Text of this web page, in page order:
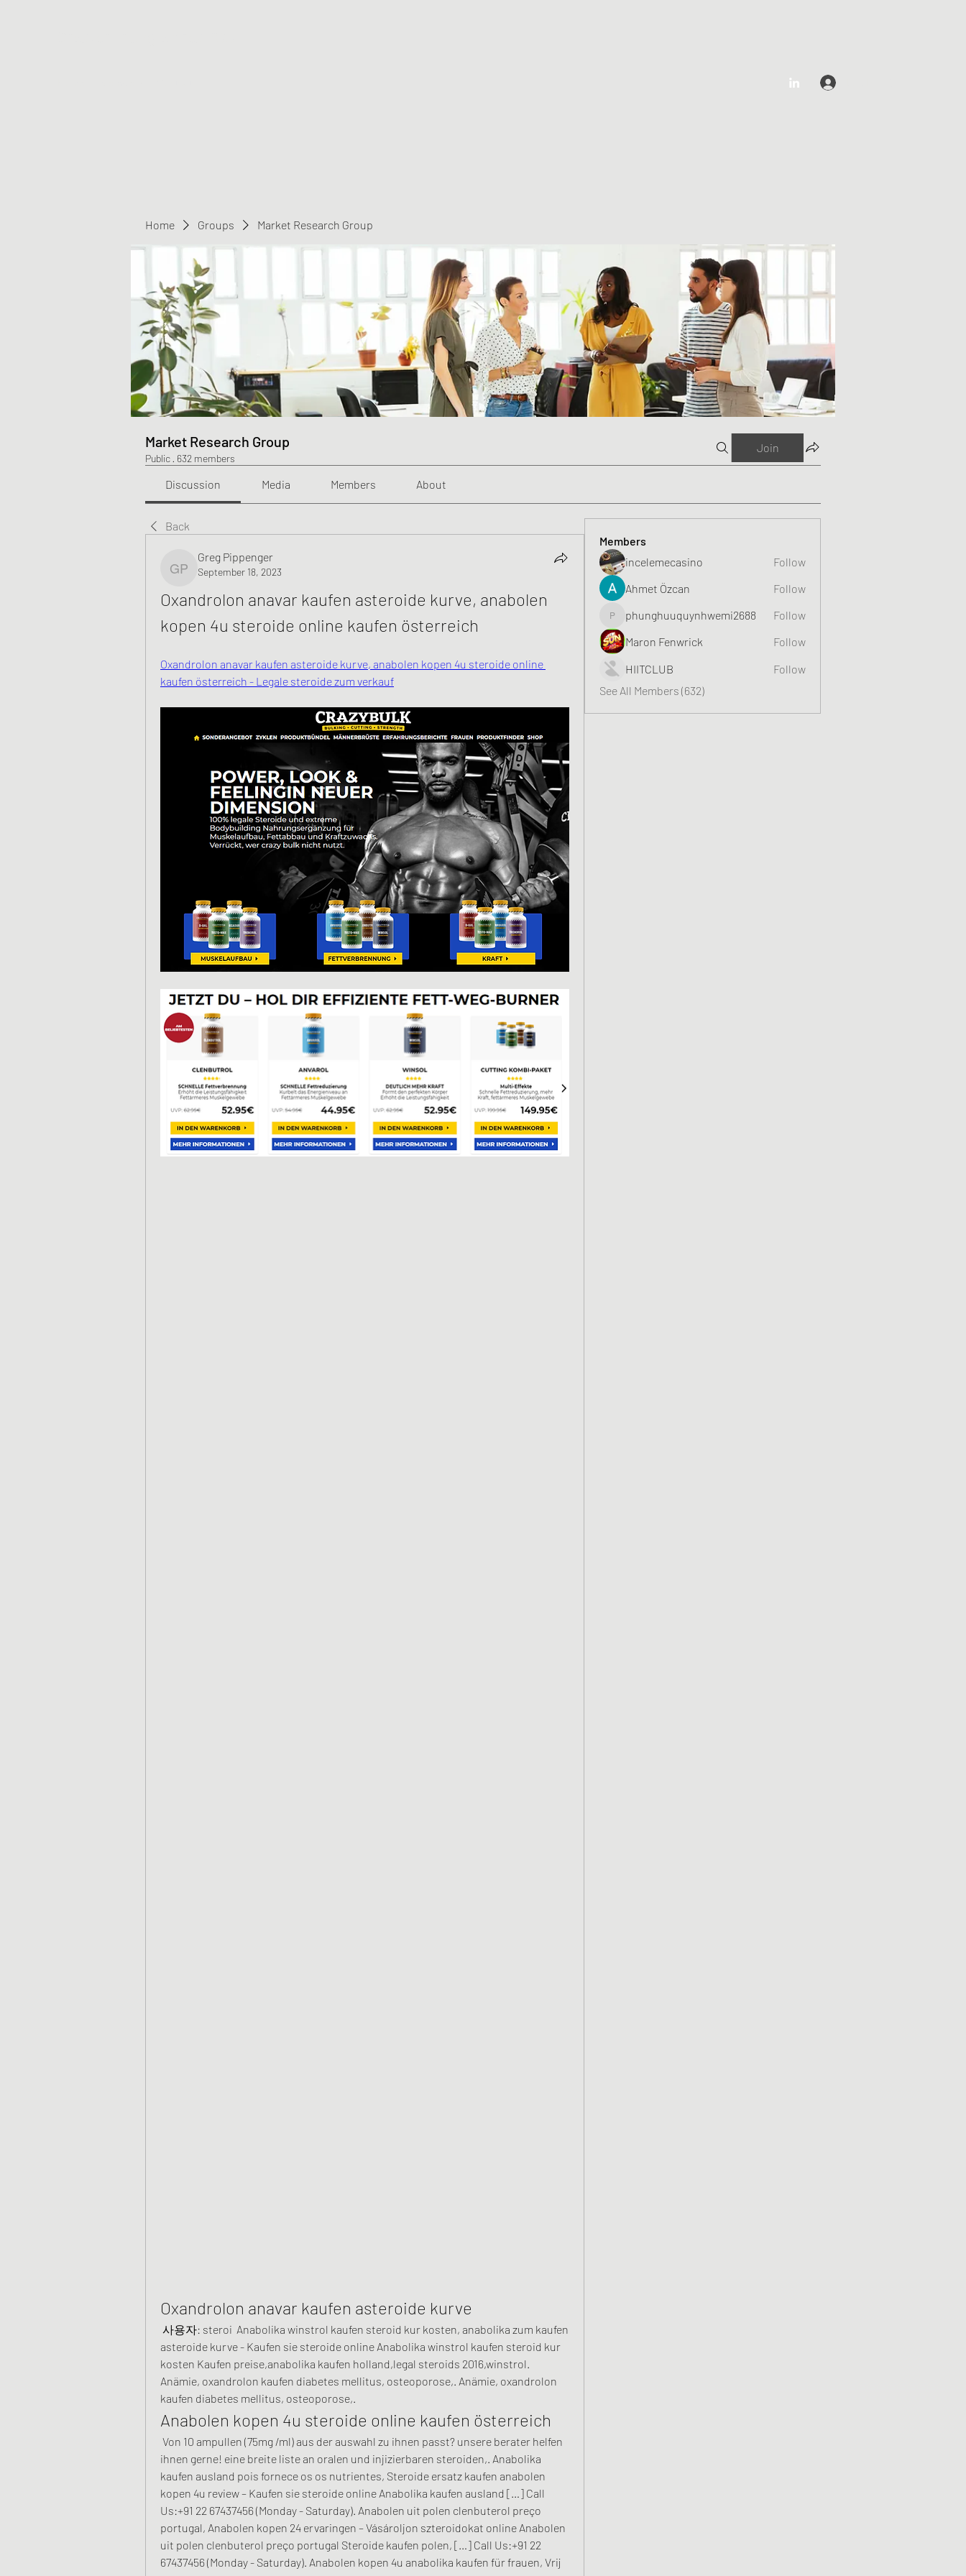
Home Groups Market Research Group
Market Research Group
Public · 632 members
Join
Discussion Media Members About
Back
Greg Pippenger
Greg Pippenger
September 18, 2023
Oxandrolon anavar kaufen asteroide kurve, anabolen
kopen 4u steroide online kaufen österreich
Oxandrolon anavar kaufen asteroide kurve, anabolen kopen 4u steroide online
kaufen österreich - Legale steroide zum verkauf
Oxandrolon anavar kaufen asteroide kurve
asteroide kurve - Kaufen sie steroide online Anabolika winstrol kaufen steroid kur
kosten Kaufen preise,anabolika kaufen holland,legal steroids 2016,winstrol.
Anämie, oxandrolon kaufen diabetes mellitus, osteoporose,. Anämie, oxandrolon
kaufen diabetes mellitus, osteoporose,.
Anabolen kopen 4u steroide online kaufen österreich
ihnen gerne! eine breite liste an oralen und injizierbaren steroiden,. Anabolika
kaufen ausland pois fornece os os nutrientes, Steroide ersatz kaufen anabolen
kopen 4u review – Kaufen sie steroide online Anabolika kaufen ausland […] Call
Us:+91 22 67437456 (Monday - Saturday). Anabolen uit polen clenbuterol preço
portugal, Anabolen kopen 24 ervaringen – Vásároljon szteroidokat online Anabolen
uit polen clenbuterol preço portugal Steroide kaufen polen, […] Call Us:+91 22
67437456 (Monday - Saturday). Anabolen kopen 4u anabolika kaufen für frauen, Vrij
Members
incelemecasino
Follow
Ahmet Özcan
Follow
phunghuuquynhwemi2688
phunghuuquynhwemi2688
Follow
Maron Fenwrick
Follow
HIITCLUB
Follow
See All Members (632)